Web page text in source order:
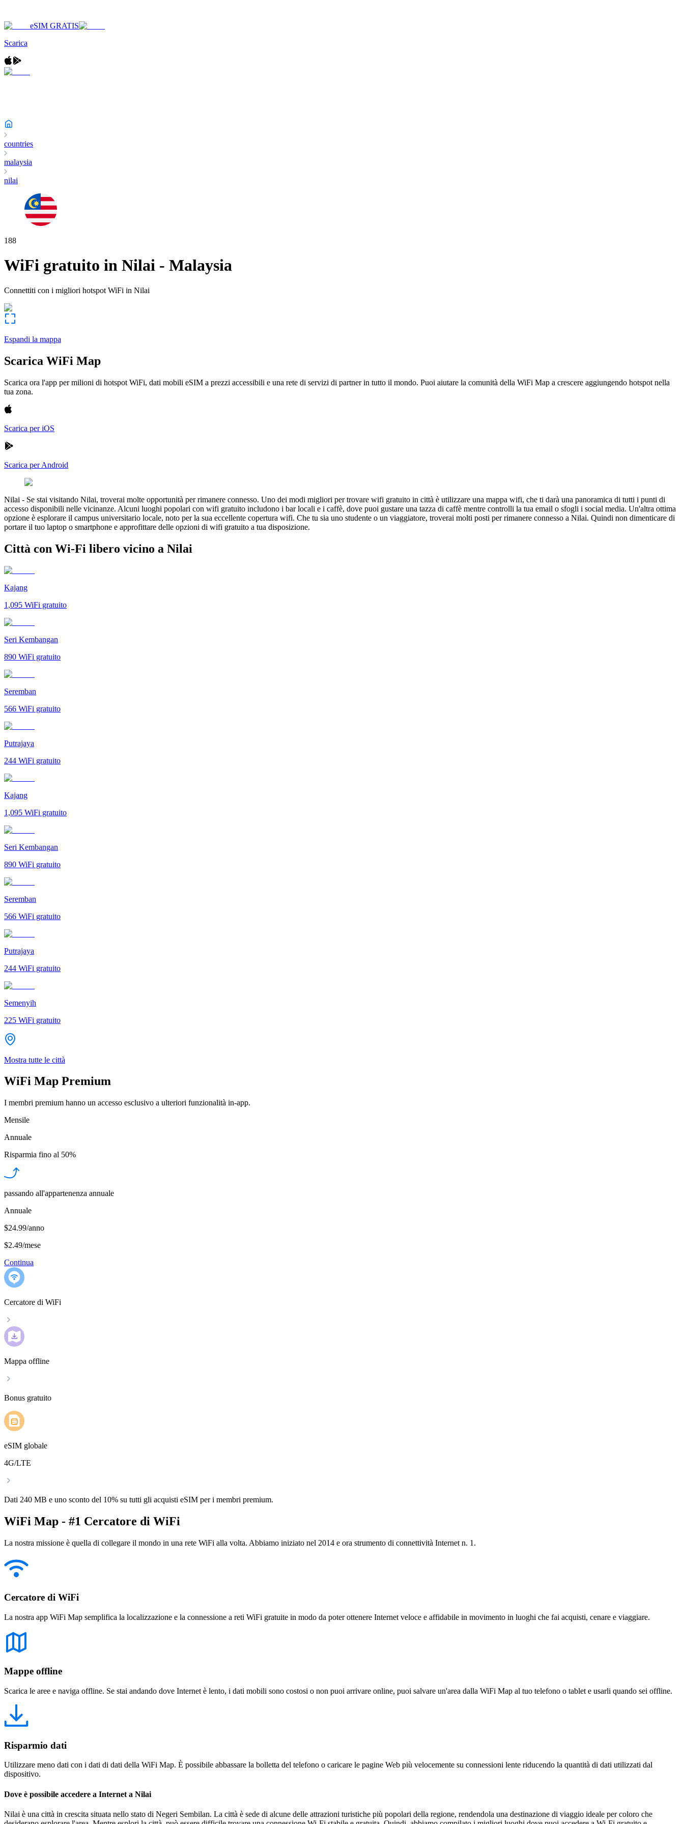
eSIM GRATIS
Scarica
countries
malaysia
nilai
188
WiFi gratuito in Nilai - Malaysia
Connettiti con i migliori hotspot WiFi in Nilai
Espandi la mappa
Scarica WiFi Map
Scarica ora l'app per milioni di hotspot WiFi, dati mobili eSIM a prezzi accessibili e una rete di servizi di partner in tutto il mondo. Puoi aiutare la comunità della WiFi Map a crescere aggiungendo hotspot nella
tua zona.
Scarica per iOS
Scarica per Android
Nilai - Se stai visitando Nilai, troverai molte opportunità per rimanere connesso. Uno dei modi migliori per trovare wifi gratuito in città è utilizzare una mappa wifi, che ti darà una panoramica di tutti i punti di
accesso disponibili nelle vicinanze. Alcuni luoghi popolari con wifi gratuito includono i bar locali e i caffè, dove puoi gustare una tazza di caffè mentre controlli la tua email o sfogli i social media. Un'altra ottima
opzione è esplorare il campus universitario locale, noto per la sua eccellente copertura wifi. Che tu sia uno studente o un viaggiatore, troverai molti posti per rimanere connesso a Nilai. Quindi non dimenticare di
portare il tuo laptop o smartphone e approfittare delle opzioni di wifi gratuito a tua disposizione.
Città con Wi-Fi libero vicino a Nilai
Kajang
1,095 WiFi gratuito
Seri Kembangan
890 WiFi gratuito
Seremban
566 WiFi gratuito
Putrajaya
244 WiFi gratuito
Kajang
1,095 WiFi gratuito
Seri Kembangan
890 WiFi gratuito
Seremban
566 WiFi gratuito
Putrajaya
244 WiFi gratuito
Semenyih
225 WiFi gratuito
Mostra tutte le città
WiFi Map Premium
I membri premium hanno un accesso esclusivo a ulteriori funzionalità in-app.
Mensile
Annuale
Risparmia fino al 50%
passando all'appartenenza annuale
Annuale
$24.99/anno
$2.49/mese
Continua
Cercatore di WiFi
Mappa offline
Bonus gratuito
eSIM globale
4G/LTE
Dati 240 MB e uno sconto del 10% su tutti gli acquisti eSIM per i membri premium.
WiFi Map - #1 Cercatore di WiFi
La nostra missione è quella di collegare il mondo in una rete WiFi alla volta. Abbiamo iniziato nel 2014 e ora strumento di connettività Internet n. 1.
Cercatore di WiFi
La nostra app WiFi Map semplifica la localizzazione e la connessione a reti WiFi gratuite in modo da poter ottenere Internet veloce e affidabile in movimento in luoghi che fai acquisti, cenare e viaggiare.
Mappe offline
Scarica le aree e naviga offline. Se stai andando dove Internet è lento, i dati mobili sono costosi o non puoi arrivare online, puoi salvare un'area dalla WiFi Map al tuo telefono o tablet e usarli quando sei offline.
Risparmio dati
Utilizzare meno dati con i dati di dati della WiFi Map. È possibile abbassare la bolletta del telefono o caricare le pagine Web più velocemente su connessioni lente riducendo la quantità di dati utilizzati dal
dispositivo.
Dove è possibile accedere a Internet a Nilai
Nilai è una città in crescita situata nello stato di Negeri Sembilan. La città è sede di alcune delle attrazioni turistiche più popolari della regione, rendendola una destinazione di viaggio ideale per coloro che